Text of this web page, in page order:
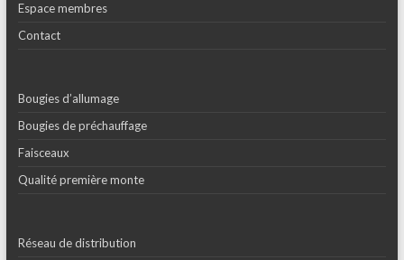
Espace membres
Contact
Bougies d’allumage
Bougies de préchauffage
Faisceaux
Qualité première monte
Réseau de distribution